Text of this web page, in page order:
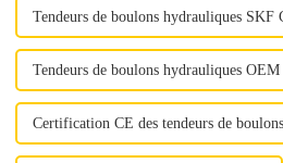
Tendeurs de boulons hydrauliques SKF
Tendeurs de boulons hydrauliques
Certification CE des tendeurs de